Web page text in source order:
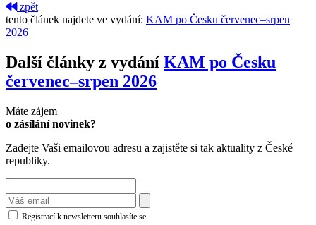
zpět
tento článek najdete ve vydání: KAM po Česku červenec–srpen
2026
Další články z vydání KAM po Česku
červenec–srpen 2026
Máte zájem
o zásílání novinek?
Zadejte Vaši emailovou adresu a zajistěte si tak aktuality z České
republiky.
Registrací k newsletteru souhlasíte se